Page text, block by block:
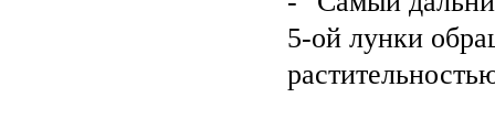
5-ой лунки